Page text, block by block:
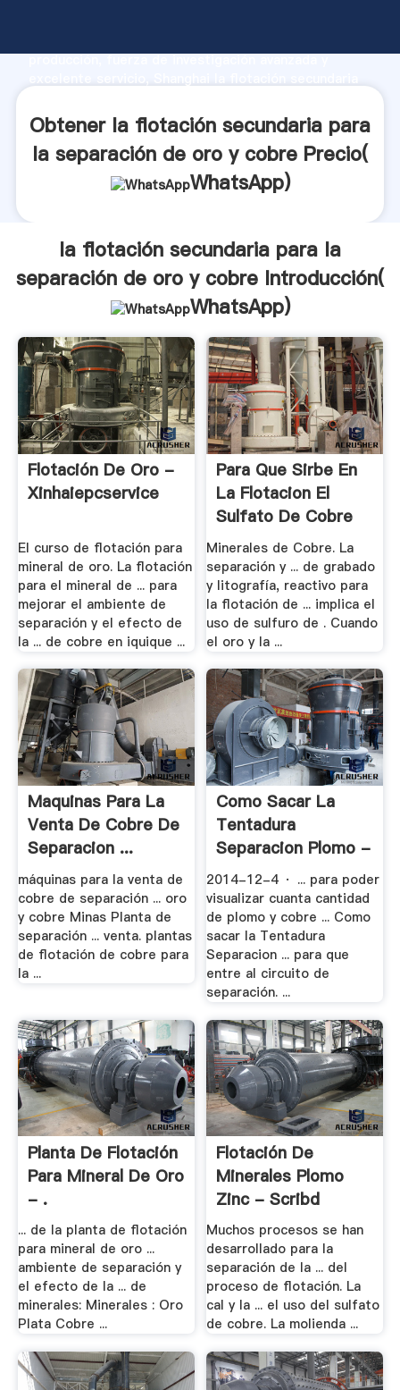
producción, fuerza de investigación avanzada y
valor y aporta valores a todos los clientes.
Obtener la flotación secundaria para
la separación de oro y cobre Precio(
WhatsApp)
la flotación secundaria para la
separación de oro y cobre Introducción(
WhatsApp)
Flotación De Oro -
Xinhaiepcservice
El curso de flotación para
mineral de oro. La flotación
para el mineral de ... para
mejorar el ambiente de
separación y el efecto de
la ... de cobre en iquique ...
Para Que Sirbe En
La Flotacion El
Sulfato De Cobre
Minerales de Cobre. La
separación y ... de grabado
y litografía, reactivo para
la flotación de ... implica el
uso de sulfuro de . Cuando
el oro y la ...
Maquinas Para La
Venta De Cobre De
Separacion ...
máquinas para la venta de
cobre de separación ... oro
y cobre Minas Planta de
separación ... venta. plantas
de flotación de cobre para
la ...
Como Sacar La
Tentadura
Separacion Plomo -
.
2014-12-4 · ... para poder
visualizar cuanta cantidad
de plomo y cobre ... Como
sacar la Tentadura
Separacion ... para que
entre al circuito de
separación. ...
Planta De Flotación
Para Mineral De Oro
- .
... de la planta de flotación
para mineral de oro ...
ambiente de separación y
el efecto de la ... de
minerales: Minerales : Oro
Plata Cobre ...
Flotación De
Minerales Plomo
Zinc - Scribd
Muchos procesos se han
desarrollado para la
separación de la ... del
proceso de flotación. La
cal y la ... el uso del sulfato
de cobre. La molienda ...